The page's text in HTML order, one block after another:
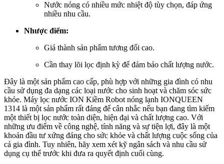
Nước nóng có nhiều mức nhiệt độ tùy chọn, đáp ứng
nhiều nhu cầu.
Nhược điểm:
Giá thành sản phẩm tương đối cao.
Cần thay lõi lọc định kỳ để đảm bảo chất lượng nước.
Đây là một sản phẩm cao cấp, phù hợp với những gia đình có nhu
cầu sử dụng đa dạng các loại nước cho sinh hoạt và chăm sóc sức
khỏe. Máy lọc nước ION Kiềm Robot nóng lạnh IONQUEEN
1314 là một sản phẩm rất đáng để cân nhắc nếu bạn đang tìm kiếm
một thiết bị lọc nước toàn diện, hiện đại và chất lượng cao. Với
những ưu điểm về công nghệ, tính năng và sự tiện lợi, đây là một
khoản đầu tư xứng đáng cho sức khỏe và chất lượng cuộc sống của
cả gia đình. Tuy nhiên, hãy xem xét kỹ ngân sách và nhu cầu sử
dụng cụ thể trước khi đưa ra quyết định cuối cùng.